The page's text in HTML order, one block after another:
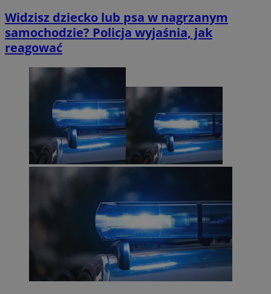
Widzisz dziecko lub psa w nagrzanym
samochodzie? Policja wyjaśnia, jak
reagować